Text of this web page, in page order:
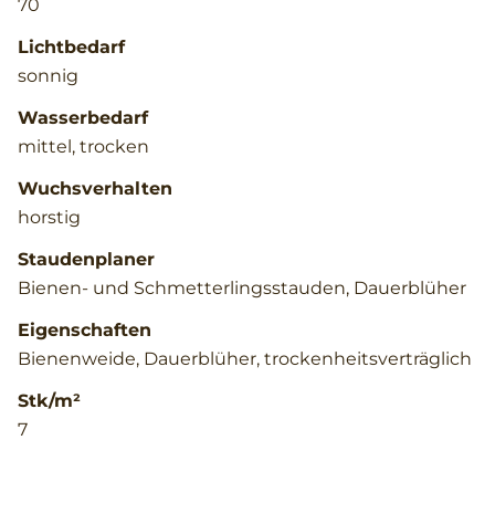
70
Lichtbedarf
sonnig
Wasserbedarf
mittel, trocken
Wuchsverhalten
horstig
Staudenplaner
Bienen- und Schmetterlingsstauden, Dauerblüher
Eigenschaften
Bienenweide, Dauerblüher, trockenheitsverträglich
Stk/m²
7